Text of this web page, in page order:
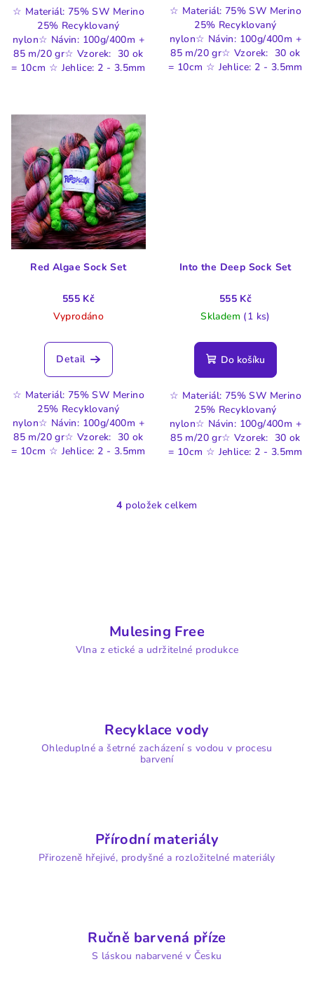
☆ Materiál: 75% SW Merino
25% Recyklovaný
nylon☆ Návin: 100g/400m +
85 m/20 gr☆ Vzorek: 30 ok
= 10cm ☆ Jehlice: 2 - 3.5mm
☆ Materiál: 75% SW Merino
25% Recyklovaný
nylon☆ Návin: 100g/400m +
85 m/20 gr☆ Vzorek: 30 ok
= 10cm ☆ Jehlice: 2 - 3.5mm
Red Algae Sock Set
555 Kč
Vyprodáno
Detail
☆ Materiál: 75% SW Merino
25% Recyklovaný
nylon☆ Návin: 100g/400m +
85 m/20 gr☆ Vzorek: 30 ok
= 10cm ☆ Jehlice: 2 - 3.5mm
Into the Deep Sock Set
555 Kč
Skladem (1 ks)
Do košíku
☆ Materiál: 75% SW Merino
25% Recyklovaný
nylon☆ Návin: 100g/400m +
85 m/20 gr☆ Vzorek: 30 ok
= 10cm ☆ Jehlice: 2 - 3.5mm
O
í
p
r
v
ý
p
4 položek celkem
Mulesing Free
Vlna z etické a udržitelné produkce
Recyklace vody
Ohleduplné a šetrné zacházení s vodou v procesu
barvení
Přírodní materiály
Přirozeně hřejivé, prodyšné a rozložitelné materiály
Ručně barvená příze
S láskou nabarvené v Česku